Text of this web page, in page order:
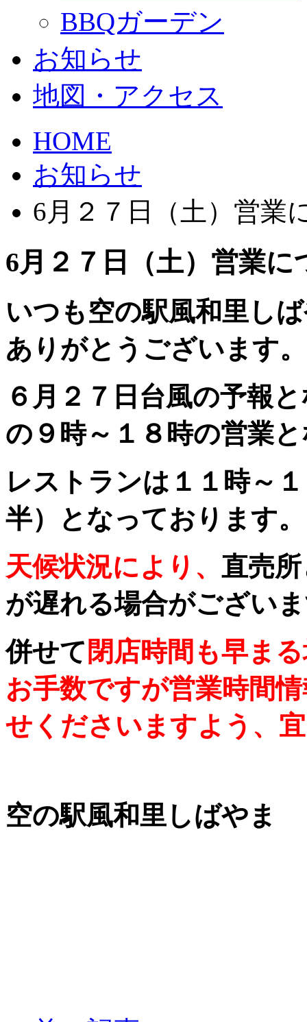
BBQガーデン
お知らせ
地図・アクセス
HOME
お知らせ
6月２７日（土）営業
6月２７日（土）営業に
いつも空の駅風和里し
ありがとうございます。
６月２７日台風の予報
の９時～１８時の営業
レストランは１１時～
半）となっております。
天候状況により、 直売
が遅れる場合がござい
併せて 閉店時間も早ま
お手数ですが営業時間
せくださいますよう、
空の駅風和里しばや